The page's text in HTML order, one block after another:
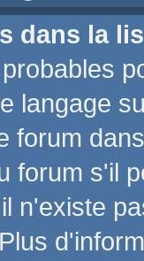
dans la
langage
forum
s'il
n'existe